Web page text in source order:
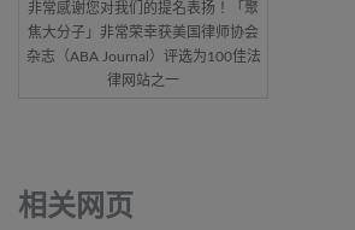
非常感谢您对我们的提名表扬！「聚
焦大分子」非常荣幸获美国律师协会
杂志（ABA Journal）评选为100佳法
律网站之一
相关网页